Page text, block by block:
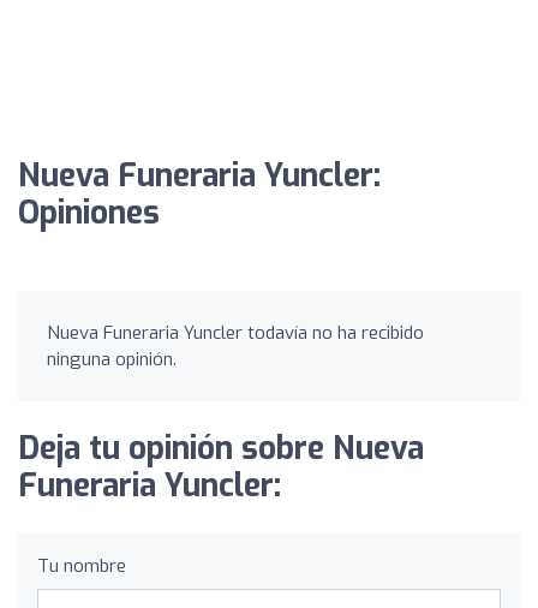
Nueva Funeraria Yuncler:
Opiniones
Nueva Funeraria Yuncler todavía no ha recibido
ninguna opinión.
Deja tu opinión sobre Nueva
Funeraria Yuncler:
Tu nombre